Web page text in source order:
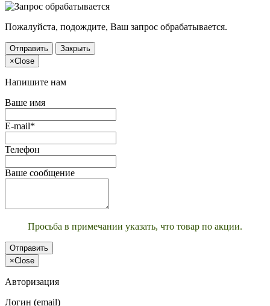
Пожалуйста, подождите, Ваш запрос обрабатывается.
Отправить
Закрыть
×Close
Напишите нам
Ваше имя
E-mail*
Телефон
Ваше сообщение
Просьба в примечании указать, что товар по акции.
Отправить
×Close
Авторизация
Логин (email)